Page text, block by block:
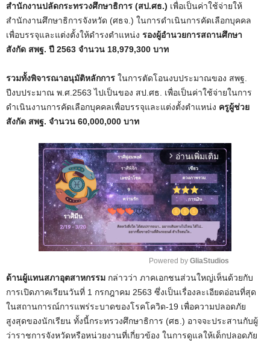
สำนักงานปลัดกระทรวงศึกษาธิการ (สป.ศธ.) เพื่อเป็นค่าใช้จ่ายให้
สำนักงานศึกษาธิการจังหวัด (ศธจ.) ในการดำเนินการคัดเลือกบุคคล
เพื่อบรรจุและแต่งตั้งให้ดำรงตำแหน่ง รองผู้อำนวยการสถานศึกษา
สังกัด สพฐ. ปี 2563 จำนวน 18,979,300 บาท
รวมทั้งพิจารณาอนุมัติหลักการ ในการตัดโอนงบประมาณของ สพฐ.
ปีงบประมาณ พ.ศ.2563 ไปเป็นของ สป.ศธ. เพื่อเป็นค่าใช้จ่ายในการ
ดำเนินงานการคัดเลือกบุคคลเพื่อบรรจุและแต่งตั้งตำแหน่ง ครูผู้ช่วย
สังกัด สพฐ. จำนวน 60,000,000 บาท
arrow_forward_ios อ่านเพิ่มเติม
u
t
e
Powered by GliaStudios
ด้านผู้แทนสภาอุตสาหกรรม กล่าวว่า ภาคเอกชนส่วนใหญ่เห็นด้วยกับ
การเปิดภาคเรียนวันที่ 1 กรกฎาคม 2563 ซึ่งเป็นเรื่องละเอียดอ่อนที่สุด
ในสถานการณ์การแพร่ระบาดของโรคโควิด-19 เพื่อความปลอดภัย
สูงสุดของนักเรียน ทั้งนี้กระทรวงศึกษาธิการ (ศธ.) อาจจะประสานกับผู้
ว่าราชการจังหวัดหรือหน่วยงานที่เกี่ยวข้อง ในการดูแลให้เด็กปลอดภัย